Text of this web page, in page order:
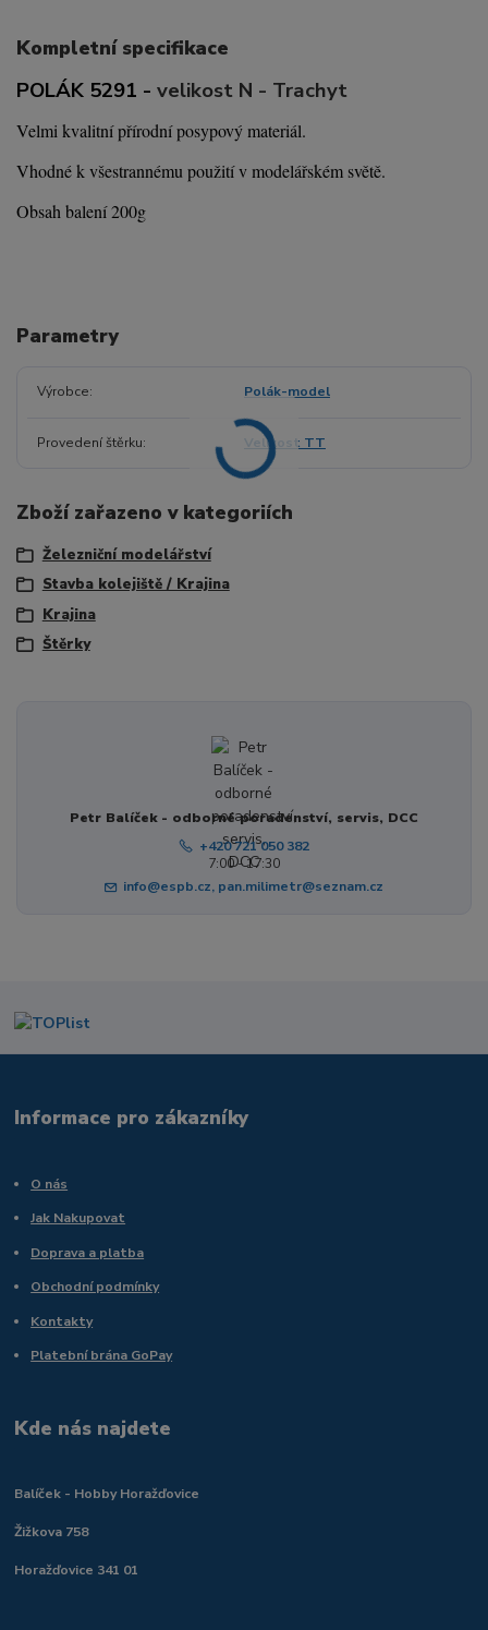
Kompletní specifikace
POLÁK 5291 - velikost N - Trachyt
Velmi kvalitní přírodní posypový materiál.
Vhodné k všestrannému použití v modelářském světě.
Obsah balení 200g
Parametry
Výrobce Polák-model
Provedení štěrku Velikost TT
Zboží zařazeno v kategoriích
Železniční modelářství
Stavba kolejiště / Krajina
Krajina
Štěrky
Petr Balíček - odborné poradenství, servis, DCC
+420 721 050 382
7:00 - 17:30
info@espb.cz, pan.milimetr@seznam.cz
Informace pro zákazníky
O nás
Jak Nakupovat
Doprava a platba
Obchodní podmínky
Kontakty
Platební brána GoPay
Kde nás najdete
Balíček - Hobby Horažďovice
Žižkova 758
Horažďovice 341 01